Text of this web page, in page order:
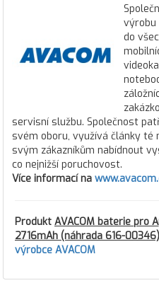
výrobu
do
servisní službu. Společnost
svém oboru, využívá články té
svým zákazníkům nabídnout
co nejnižší poruchovost.
Více informací na
Produkt AVACOM baterie pro
2716mAh (náhrada 616-00346)
výrobce AVACOM